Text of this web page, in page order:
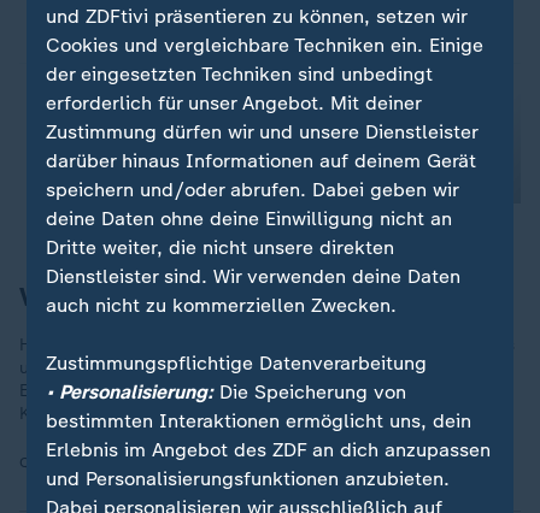
Verrückte Zauberwelt
Harry Potter und Ron Weasly verpassen den Hogwarts Express
und folgen ihm in dem fliegenden Ford Anglia von Rons Vater.
Eine ganz normale Szene bei Harry Potter - hier aus "Die
Kammer des Schreckens".
Quelle: imago/Cinema Publishers Collection
und ZDFtivi präsentieren zu können, setzen wir
Cookies und vergleichbare Techniken ein. Einige
der eingesetzten Techniken sind unbedingt
erforderlich für unser Angebot. Mit deiner
Zustimmung dürfen wir und unsere Dienstleister
darüber hinaus Informationen auf deinem Gerät
speichern und/oder abrufen. Dabei geben wir
deine Daten ohne deine Einwilligung nicht an
Dritte weiter, die nicht unsere direkten
Dienstleister sind. Wir verwenden deine Daten
auch nicht zu kommerziellen Zwecken.
Zustimmungspflichtige Datenverarbeitung
• Personalisierung:Die Speicherung von
bestimmten Interaktionen ermöglicht uns, dein
Erlebnis im Angebot des ZDF an dich anzupassen
und Personalisierungsfunktionen anzubieten.
Dabei personalisieren wir ausschließlich auf